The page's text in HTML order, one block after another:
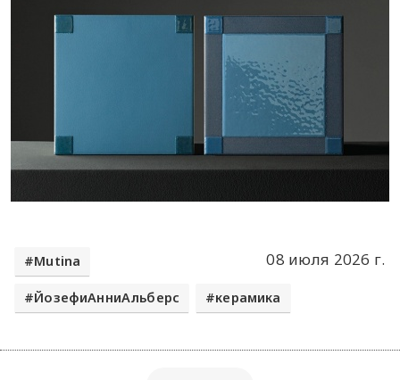
08 июля 2026 г.
Mutina
ЙозефиАнниАльберс керамика